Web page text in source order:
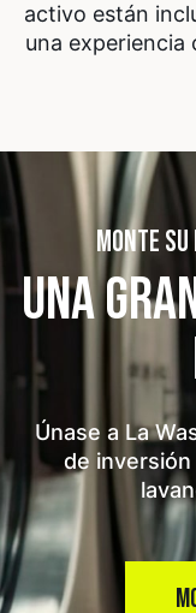
activo están
una experiencia
MONTE
UNA
Únase a La
de